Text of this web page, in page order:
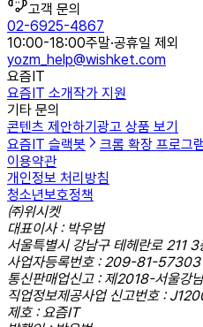
고객 문의
02-6925-4867
10:00-18:00주말·공휴일 제외
yozm_help@wishket.com
요즘IT
요즘IT 소개작가 지원
기타 문의
콘텐츠 제안하기 광고 상품 보기
요즘IT 슬랙봇
크롬 확장 프로그램
이용약관
개인정보 처리방침
청소년보호정책
㈜위시켓
대표이사 : 박우범
서울특별시 강남구 테헤란로 211
사업자등록번호 : 209-81-57303
통신판매업신고 : 제2018-서울강
직업정보제공사업 신고번호 :
제호 : 요즘IT